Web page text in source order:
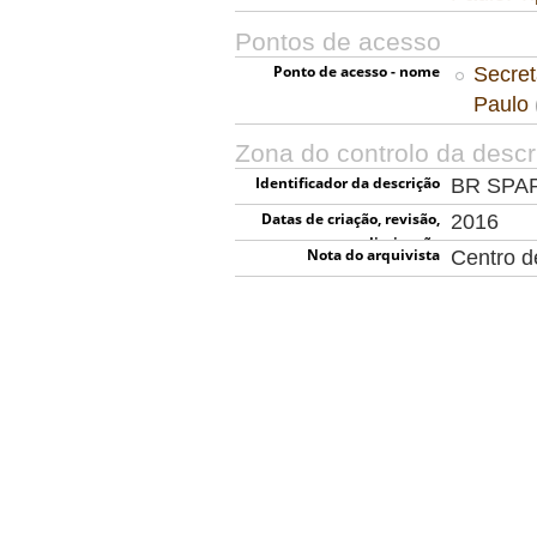
Pontos de acesso
Ponto de acesso - nome
Paulo
Zona do controlo da
Identificador da descrição BR
Datas de criação, revisão,
eliminação
2016
Nota do arquivista Centro